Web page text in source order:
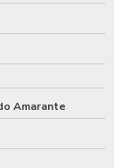
Amarante